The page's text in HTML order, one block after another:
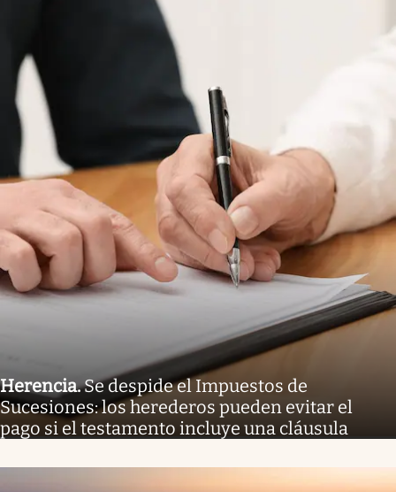
Herencia.Se despide el Impuestos de
Sucesiones: los herederos pueden evitar el
pago si el testamento incluye una cláusula